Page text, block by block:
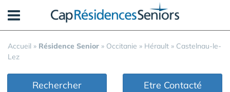
Accueil » Résidence Senior » Occitanie » Hérault » Castelnau-le-
Lez
Rechercher Etre Contacté